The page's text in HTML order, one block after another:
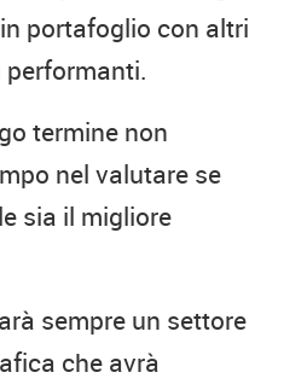
portafoglio con altri
termine non
nel valutare se
sia il migliore
sempre un settore
che avrà